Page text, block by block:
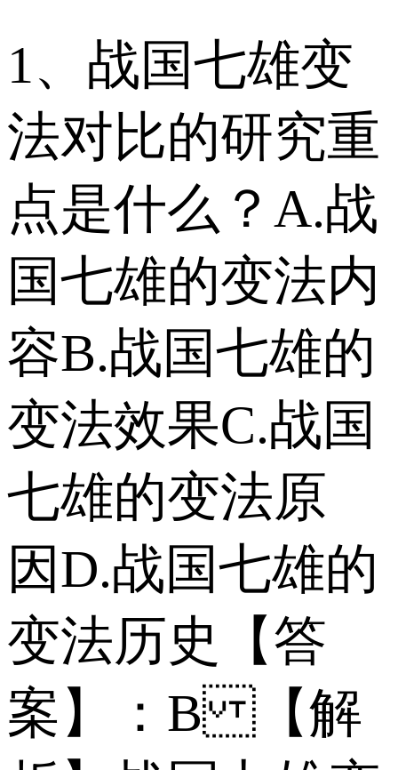
1、战国七雄变
法对比的研究重
点是什么？ A.战
国七雄的变法内
容 B.战国七雄的
变法效果 C.战国
七雄的变法原
因 D.战国七雄的
变法历史 【答
案】：B 【解